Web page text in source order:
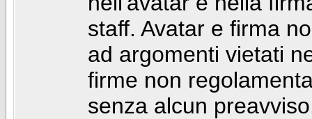
staff. Avatar e firma
ad argomenti vietati
firme non
senza alcun